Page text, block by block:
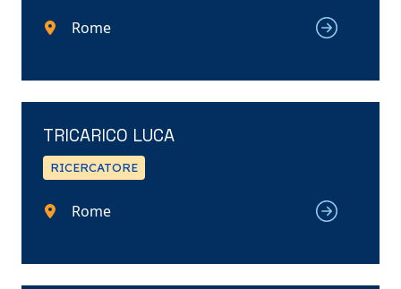
Rome
TRICARICO LUCA
RICERCATORE
Rome